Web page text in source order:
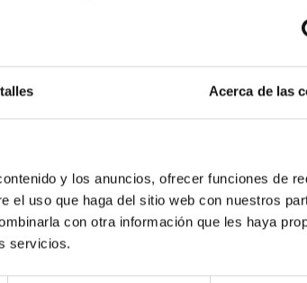
Acerca de las
y los anuncios, ofrecer funciones de
el uso que haga del sitio web con nuestros
con otra información que les haya
servicios.
VERSIÓN Lacado
INDICACIÓN